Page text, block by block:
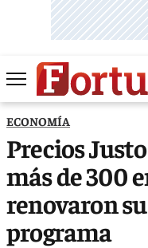
ECONOMÍA
Precios
más de 300
renovaron
programa